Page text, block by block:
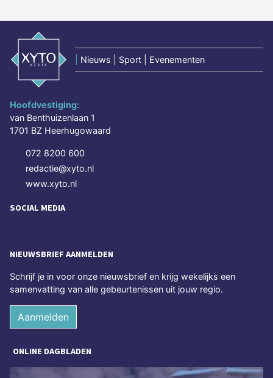
Nieuws | Sport | Evenementen
Hoofdvestiging:
van Benthuizenlaan 1
1701 BZ Heerhugowaard
072 8200 600
redactie@xyto.nl
www.xyto.nl
SOCIAL MEDIA
NIEUWSBRIEF AANMELDEN
Schrijf je in voor onze nieuwsbrief en krijg wekelijks een
samenvatting van alle gebeurtenissen uit jouw regio.
Aanmelden
ONLINE DAGBLADEN